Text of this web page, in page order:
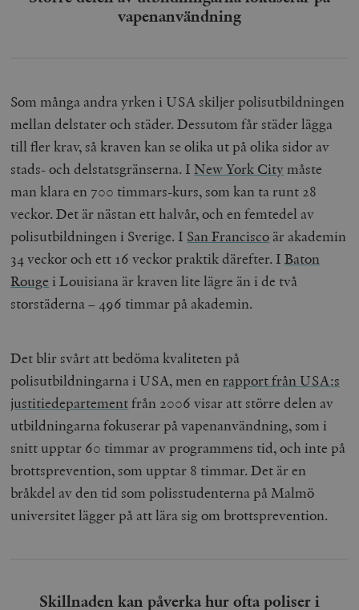
vapenanvändning
Som många andra yrken i USA skiljer polisutbildningen
mellan delstater och städer. Dessutom får städer lägga
till fler krav, så kraven kan se olika ut på olika sidor av
stads- och delstatsgränserna. INew York Citymåste
man klara en 700 timmars-kurs, som kan ta runt 28
veckor. Det är nästan ett halvår, och en femtedel av
polisutbildningen i Sverige. I San Francisco är akademin
34 veckor och ett 16 veckor praktik därefter. IBaton
Rouge i Louisiana är kraven lite lägre än i de två
storstäderna– 496 timmar på akademin.
Det blir svårt att bedöma kvaliteten på
polisutbildningarna i USA, men enrapport från USA:s
justitiedepartementfrån 2006 visar att större delen av
utbildningarna fokuserar på vapenanvändning, som i
snitt upptar 60 timmar av programmens tid, och inte på
brottsprevention, som upptar 8 timmar. Det är en
bråkdel av den tid som polisstudenterna på Malmö
universitet lägger på att lära sig om brottsprevention.
Skillnaden kan påverka hur ofta poliser i